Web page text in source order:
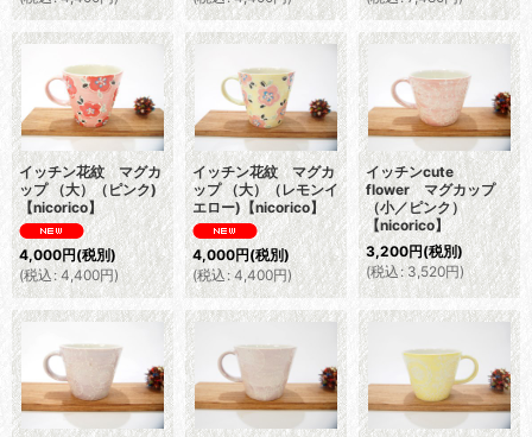
イッチン花紋 マグカ
ップ （大）（ピンク)
【nicorico】
4,000円(税別)
(税込: 4,400円)
イッチン花紋 マグカ
ップ （大）（レモンイ
エロー)【nicorico】
4,000円(税別)
(税込: 4,400円)
イッチンcute
flower マグカップ
（小／ピンク）
【nicorico】
3,200円(税別)
(税込: 3,520円)